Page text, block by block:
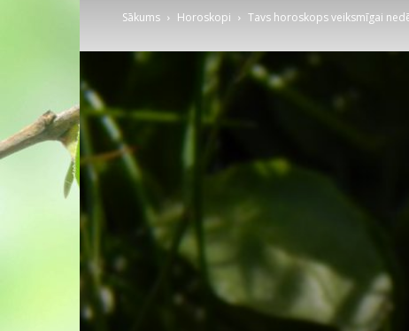
Sākums Horoskopi Tavs horoskops veiksmīgai